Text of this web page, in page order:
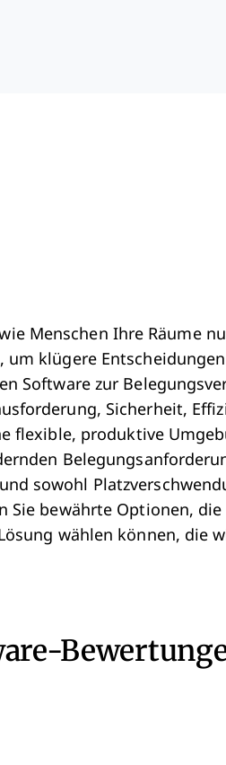
Menschen Ihre Räume
klügere
Software zur
Sicherheit,
flexible, produktive
sowohl
Sie bewährte Optionen, die
wählen können, die